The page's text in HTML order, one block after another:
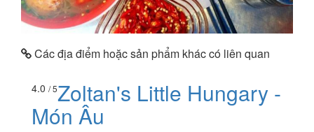
Các địa điểm hoặc sản phẩm khác có liên quan
4.0 / 5Zoltan's Little Hungary -
Món Âu